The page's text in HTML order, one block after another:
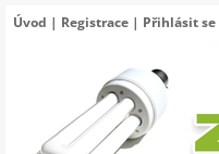
Úvod | Registrace | Přihlásit se